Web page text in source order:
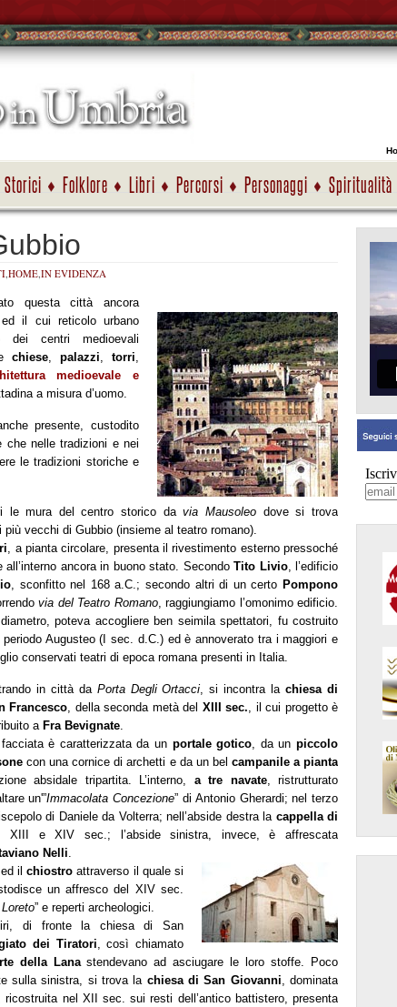
Folklore Libri Percorsi Personaggi Spiritualità
,HOME,IN EVIDENZA
questa città ancora
ed il cui reticolo urbano
dei centri medioevali
chiese, palazzi, torri,
medioevale e
a misura d’uomo.
presente, custodito
che nelle tradizioni e nei
le tradizioni storiche e
le mura del centro storico davia Mausoleo dove si trova
più vecchi di Gubbio (insieme al teatro romano).
, a pianta circolare, presenta il rivestimento esterno pressoché
ancora in buono stato. Secondo Tito Livio, l’edificio
, sconfitto nel 168 a.C.; secondo altri di un certo Pompono
via del Teatro Romano, raggiungiamo l’omonimo edificio.
poteva accogliere ben seimila spettatori, fu costruito
periodo Augusteo (I sec. d.C.) edè annoverato tra i maggiori e
conservati teatri di epoca romana presenti in Italia.
in città da Porta Degli Ortacci, si incontra lachiesa di
Francesco, della seconda metà del XIII sec., il cui progetto è
a Fra Bevignate.
facciata è caratterizzata da un portale gotico, da un piccolo
con una cornice di archetti e da un bel campanile a pianta
absidale tripartita. L’interno, a tre navate, ristrutturato
un'”Immacolata Concezione” di Antonio Gherardi; nel terzo
di Daniele da Volterra; nell’abside destra la cappella di
e XIV sec.; l’abside sinistra, invece, è affrescata
Nelli.
ed ilchiostro attraverso il quale si
un affresco del XIV sec.
” e reperti archeologici.
di fronte la chiesa di San
dei Tiratori, così chiamato
della Lanastendevano ad asciugare le loro stoffe. Poco
sulla sinistra, si trova la chiesa di San Giovanni, dominata
ricostruita nel XII sec. sui resti dell’antico battistero, presenta